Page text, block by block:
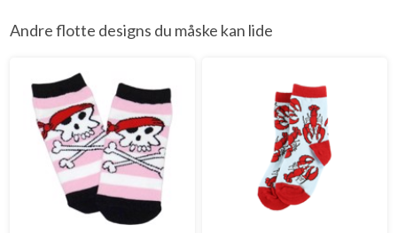
Andre flotte designs du måske kan lide